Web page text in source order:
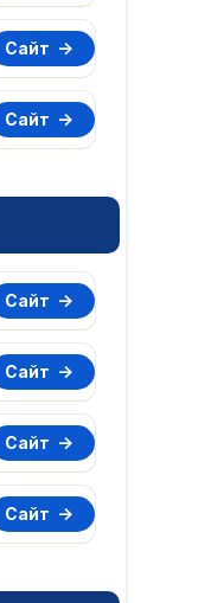
Сайт
Сайт
Сайт
Сайт
Сайт
Сайт